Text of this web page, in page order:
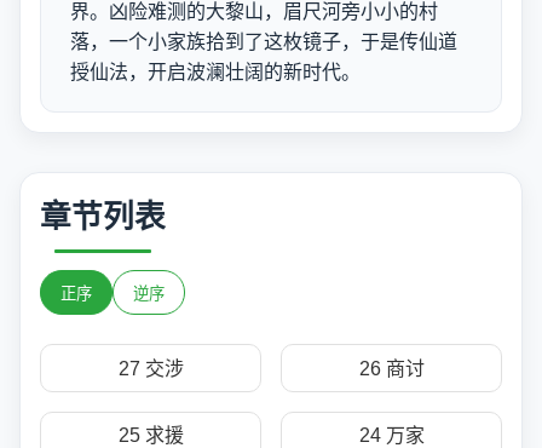
界。凶险难测的大黎山，眉尺河旁小小的村
落，一个小家族拾到了这枚镜子，于是传仙道
授仙法，开启波澜壮阔的新时代。
章节列表
正序 逆序
27 交涉 26 商讨
25 求援 24 万家